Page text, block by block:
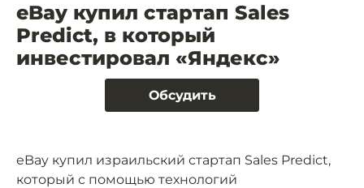
eBay купил стартап Sales
Predict, в который
инвестировал «Яндекс»
Обсудить
eBay купил израильский стартап Sales Predict,
который с помощью технологий